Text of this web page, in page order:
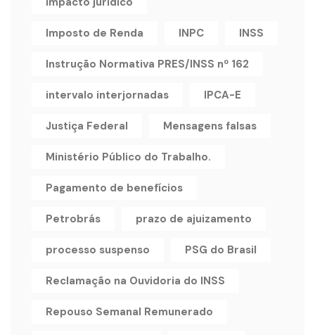
Imposto de Renda INPC INSS
Instrução Normativa PRES/INSS nº 162
intervalo interjornadas IPCA-E
Justiça Federal Mensagens falsas
Ministério Público do Trabalho.
Pagamento de benefícios
Petrobrás prazo de ajuizamento
processo suspenso PSG do Brasil
Reclamação na Ouvidoria do INSS
Repouso Semanal Remunerado